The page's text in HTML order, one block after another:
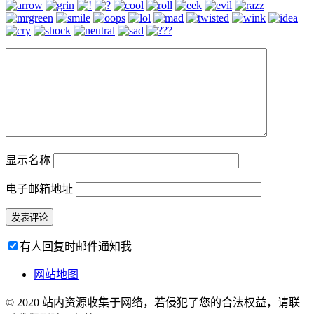
显示名称
电子邮箱地址
有人回复时邮件通知我
网站地图
© 2020 站内资源收集于网络，若侵犯了您的合法权益，请联